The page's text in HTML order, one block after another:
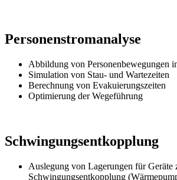
Personenstromanalyse
Abbildung von Personenbewegungen
Simulation von Stau- und Wartezeiten
Berechnung von Evakuierungszeiten
Optimierung der Wegeführung
Schwingungsentkopplung
Auslegung von Lagerungen für Geräte
Schwingungsentkopplung